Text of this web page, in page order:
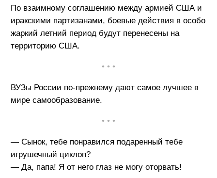
По взаимному соглашению между армией США и
иракскими партизанами, боевые действия в особо
жаркий летний период будут перенесены на
территорию США.
• • •
ВУЗы России по-прежнему дают самое лучшее в
мире самообразование.
• • •
— Сынок, тебе понравился подаренный тебе
игрушечный циклоп?
— Да, папа! Я от него глаз не могу оторвать!